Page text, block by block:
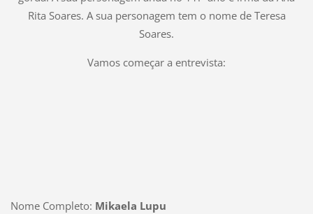
Rita Soares. A sua personagem tem o nome de Teresa
Soares.
Vamos começar a entrevista:
Nome Completo: Mikaela Lupu